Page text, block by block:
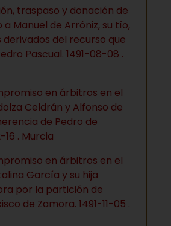
traspaso y donación de
Manuel de Arróniz, su tío,
del recurso que
Pascual. 1491-08-08 .
en árbitros en el
Celdrán y Alfonso de
de Pedro de
16 . Murcia
en árbitros en el
García y su hija
por la partición de
de Zamora. 1491-11-05 .